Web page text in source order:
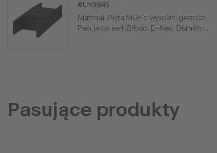
#UV9845
Materiał: Płyta MDF o wysokiej gęstości,
Pasuje do serii Brioso, D-Neo, DuraStyl...
Pasujące produkty